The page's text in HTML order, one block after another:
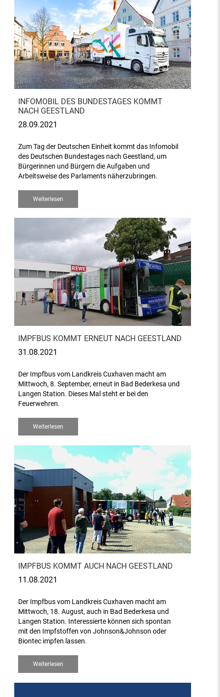
INFOMOBIL DES BUNDESTAGES KOMMT
NACH GEESTLAND
28.09.2021
Zum Tag der Deutschen Einheit kommt das Infomobil
des Deutschen Bundestages nach Geestland, um
Bürgerinnen und Bürgern die Aufgaben und
Arbeitsweise des Parlaments näherzubringen.
Weiterlesen
IMPFBUS KOMMT ERNEUT NACH GEESTLAND
31.08.2021
Der Impfbus vom Landkreis Cuxhaven macht am
Mittwoch, 8. September, erneut in Bad Bederkesa und
Langen Station. Dieses Mal steht er bei den
Feuerwehren.
Weiterlesen
IMPFBUS KOMMT AUCH NACH GEESTLAND
11.08.2021
Der Impfbus vom Landkreis Cuxhaven macht am
Mittwoch, 18. August, auch in Bad Bederkesa und
Langen Station. Interessierte können sich spontan
mit den Impfstoffen von Johnson&Johnson oder
Biontec impfen lassen.
Weiterlesen